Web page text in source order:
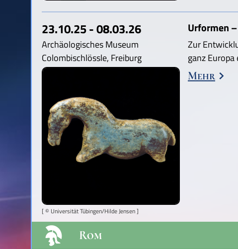
23.10.25 - 08.03.26
Archäologisches Museum
Colombischlössle, Freiburg
[ © Universität Tübingen/Hilde Jensen ]
Urformen
Zur
ganz
Mehr
Rom